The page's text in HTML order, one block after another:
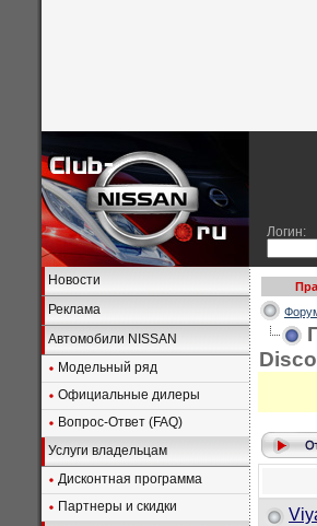
Логин:
Новости
Реклама
Автомобили NISSAN
Модельный ряд
Официальные дилеры
Вопрос-Ответ (FAQ)
Услуги владельцам
Дисконтная программа
Партнеры и скидки